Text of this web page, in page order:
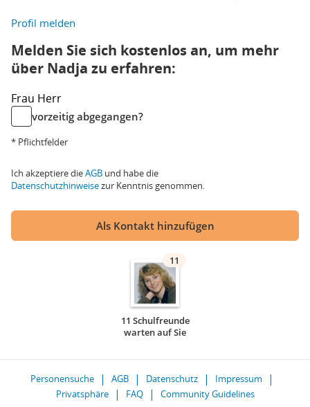
Profil melden
Melden Sie sich kostenlos an, um mehr
über Nadja zu erfahren:
Frau Herr
vorzeitig abgegangen?
* Pflichtfelder
Ich akzeptiere dieAGB und habe die
Datenschutzhinweisezur Kenntnis genommen.
Als Kontakt hinzufügen
11
11 Schulfreunde
warten auf Sie
Personensuche AGB Datenschutz
Impressum
Privatsphäre
FAQ Community Guidelines